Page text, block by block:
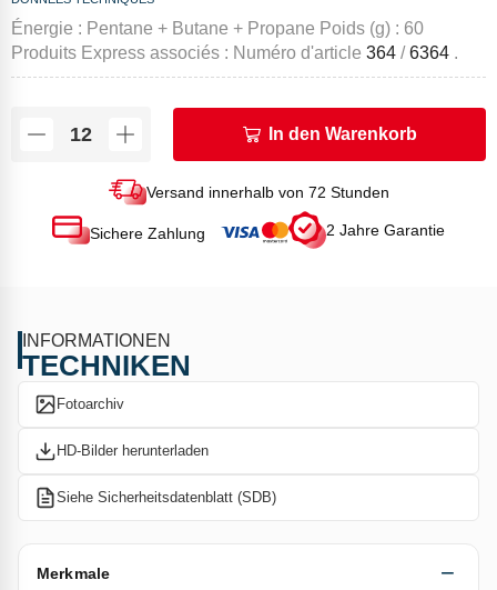
Énergie : Pentane + Butane + Propane Poids (g) : 60
Produits Express associés : Numéro d'article 364 /6364 .
In den Warenkorb
Versand innerhalb von 72 Stunden
Sichere Zahlung 2 Jahre Garantie
INFORMATIONEN
TECHNIKEN
Fotoarchiv
HD-Bilder herunterladen
Siehe Sicherheitsdatenblatt (SDB)
Merkmale